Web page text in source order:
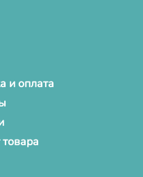
и оплата